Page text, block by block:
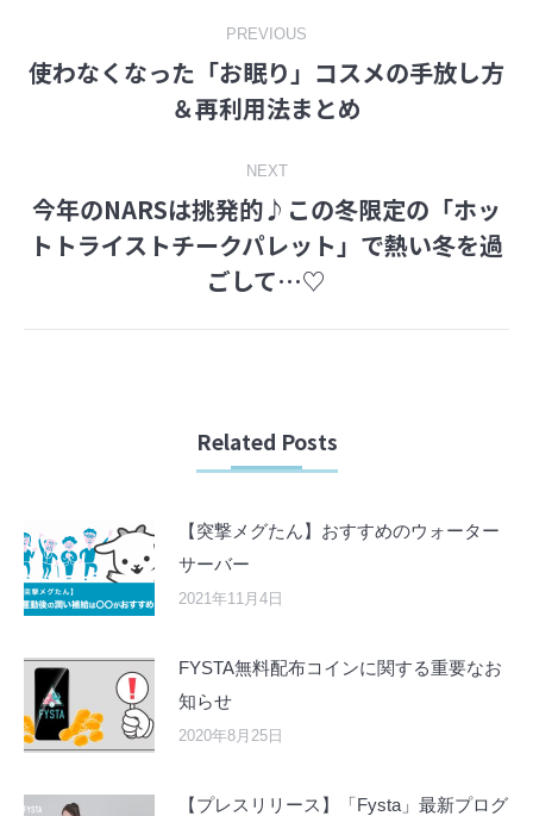
navigation
PREVIOUS
Previous
post:
使わなくなった「お眠り」コスメの手放し方
＆再利用法まとめ
NEXT
Next
post:
今年のNARSは挑発的♪この冬限定の「ホッ
トトライストチークパレット」で熱い冬を過
ごして…♡
Related Posts
【突撃メグたん】おすすめのウォーター
サーバー
2021年11月4日
FYSTA無料配布コインに関する重要なお
知らせ
2020年8月25日
【プレスリリース】「Fysta」最新プログ